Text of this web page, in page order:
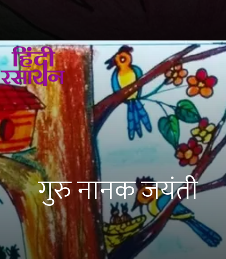
गुरु नानक जयंती